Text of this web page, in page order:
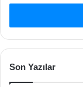
Son Yazılar